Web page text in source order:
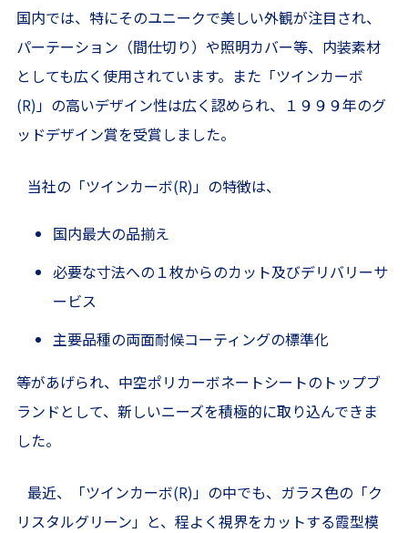
国内では、特にそのユニークで美しい外観が注目され、
パーテーション（間仕切り）や照明カバー等、内装素材
としても広く使用されています。また「ツインカーボ
(R)」の高いデザイン性は広く認められ、１９９９年のグ
ッドデザイン賞を受賞しました。
当社の「ツインカーボ(R)」の特徴は、
国内最大の品揃え
必要な寸法への１枚からのカット及びデリバリーサ
ービス
主要品種の両面耐候コーティングの標準化
等があげられ、中空ポリカーボネートシートのトップブ
ランドとして、新しいニーズを積極的に取り込んできま
した。
最近、「ツインカーボ(R)」の中でも、ガラス色の「ク
リスタルグリーン」と、程よく視界をカットする霞型模